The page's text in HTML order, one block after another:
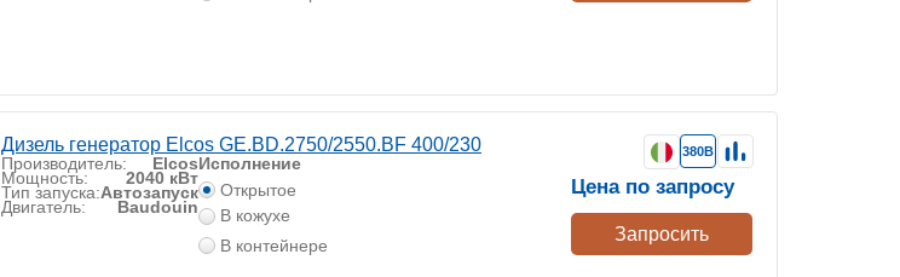
Дизель генератор Elcos GE.BD.2750/2550.BF 400/230
Производитель: Elcos
Мощность: 2040 кВт
Тип запуска:Автозапуск
Двигатель: Baudouin
Исполнение
Открытое
В кожухе
В контейнере
380В
Цена по запросу
Запросить